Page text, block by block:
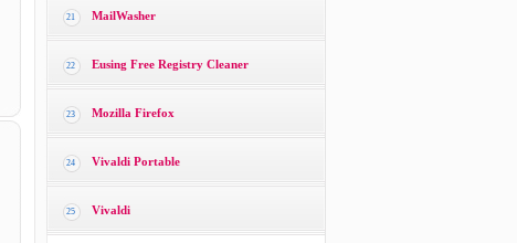
21 MailWasher
22 Eusing Free Registry Cleaner
23 Mozilla Firefox
24 Vivaldi Portable
25 Vivaldi